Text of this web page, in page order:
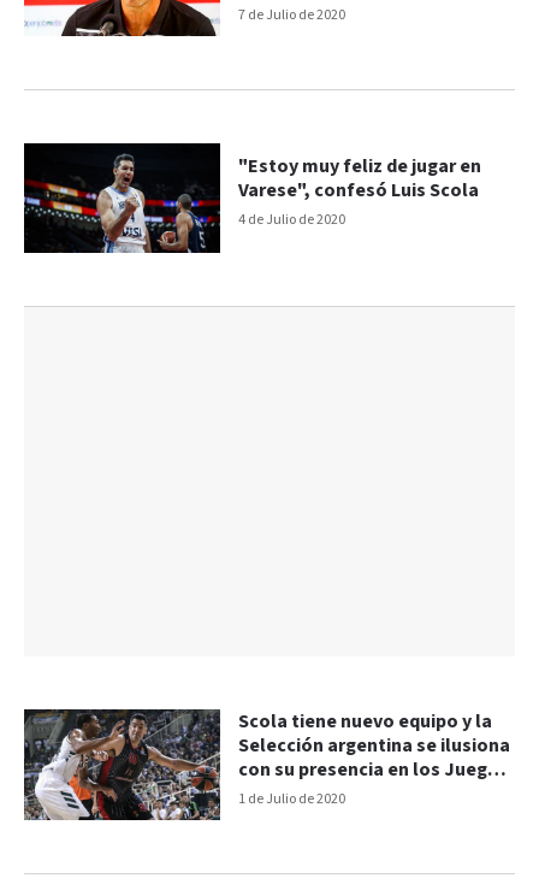
7 de Julio de 2020
4 de Julio de 2020
"Estoy muy feliz de jugar en
Varese", confesó Luis Scola
1 de Julio de 2020
Scola tiene nuevo equipo y la
Selección argentina se ilusiona
con su presencia en los Juegos
Olímpicos de Tokio